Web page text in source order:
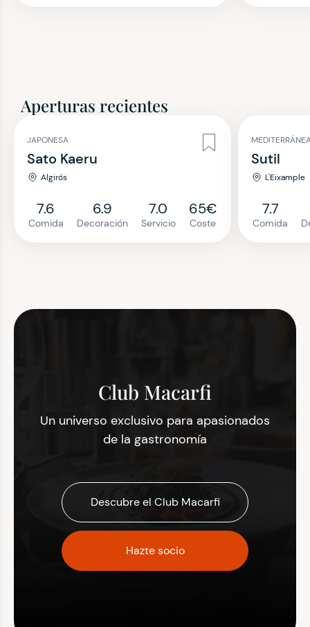
Aperturas recientes
JAPONESA
Sato Kaeru
Algirós
7.6
Comida
6.9
Decoración
7.0
Servicio
65€
Coste
Sutil
L'Eixample
7.7
Comida
Club Macarfi
Un universo exclusivo para apasionados
de la gastronomía
Descubre el Club Macarfi
Hazte socio